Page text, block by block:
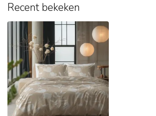
Recent bekeken